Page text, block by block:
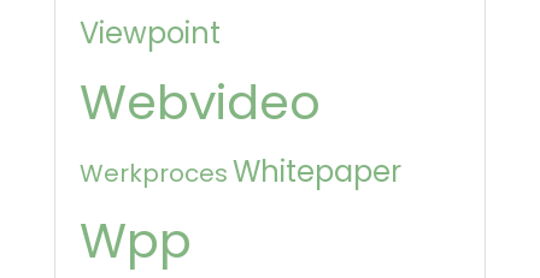
Viewpoint
Webvideo
WerkprocesWhitepaper
Wpp